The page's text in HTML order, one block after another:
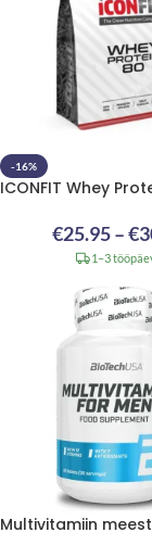
-16%
ICONFIT Whey
€25.95 –€
1–3
Multivitamiin